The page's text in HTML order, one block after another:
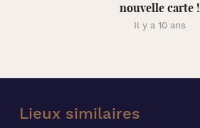
nouvelle carte !
Il y a 10 ans
Lieuxsimilaires